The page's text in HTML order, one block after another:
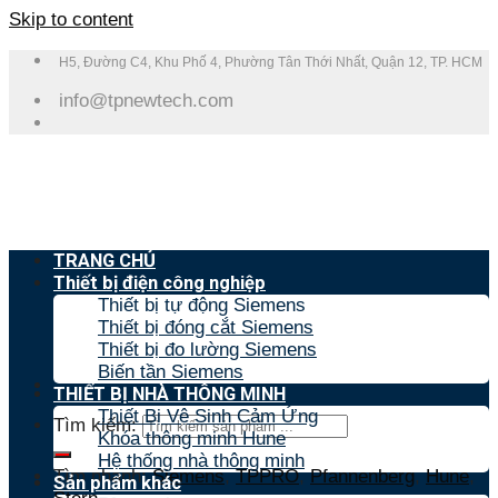
Skip to content
H5, Đường C4, Khu Phố 4, Phường Tân Thới Nhất, Quận 12, TP. HCM
info@tpnewtech.com
Tìm kiếm:
Tìm nhanh:Siemens,TPPRO,Pfannenberg,Hune,
TRANG CHỦ
Thiết bị điện công nghiệp
Thiết bị tự động Siemens
Thiết bị đóng cắt Siemens
Thiết bị đo lường Siemens
Biến tần Siemens
THIẾT BỊ NHÀ THÔNG MINH
Thiết Bị Vệ Sinh Cảm Ứng
Khóa thông minh Hune
Hệ thống nhà thông minh
Sản phẩm khác